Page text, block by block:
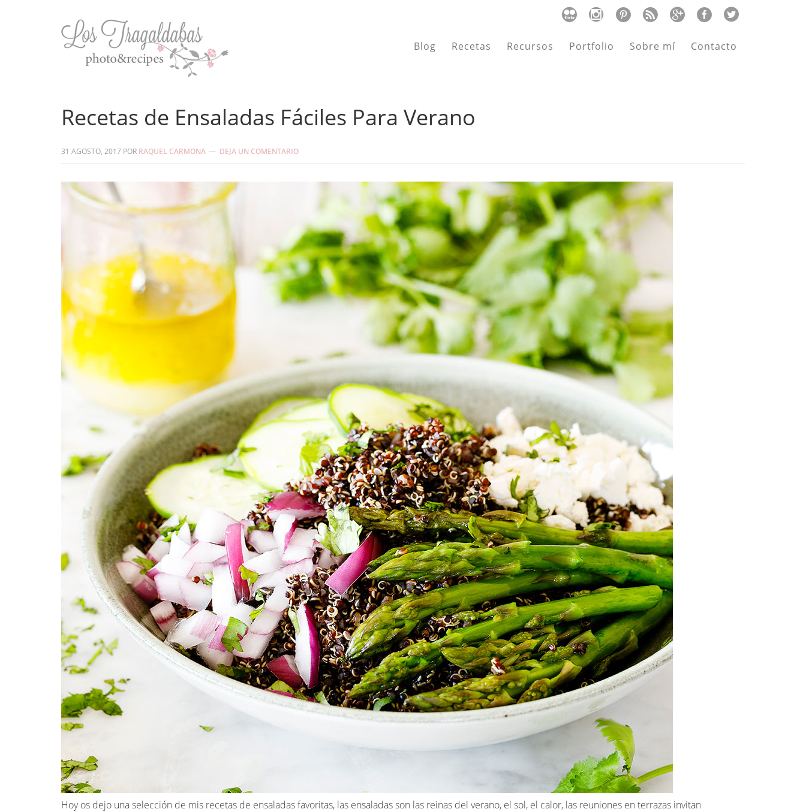
Blog Recetas Recursos Portfolio Sobre mí Contacto
Recetas de Ensaladas Fáciles Para Verano
31 AGOSTO, 2017 POR RAQUEL CARMONA DEJA UN COMENTARIO
Hoy os dejo una selección de mis recetas de ensaladas favoritas, las ensaladas son las reinas del verano, el sol, el calor, las reuniones en terrazas invitan